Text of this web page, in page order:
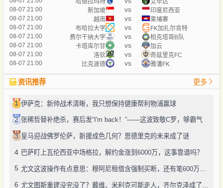
08-07 21:00
新加坡 vs
印度尼西亚
08-07 21:00
越南 vs
柬埔寨
08-07 21:00
布哈拉大学 vs
FK加扎尔肯特
08-07 21:00
费尔干纳大学 vs
柏克塔哥B队
08-07 21:00
卡塔库尔甘 vs
加云
08-07 21:00
洛钦 vs
奇兹里克FC
08-07 21:00
比克波德 vs 雅潘FK
资讯推荐 更多
1 伊萨克：新帅战术清晰，我只想保持健康帮利物浦赢球
2 张稀哲替补绝杀，赛后发“I'm back！”——这波致敬C罗，够霸气
3 皇马迎战佛罗伦萨，新援成色几何？恩德里克的未来成了谜
4 巴萨盯上瓦伦西亚中场格拉，解约金涨到6000万，这事靠谱吗？
5
6